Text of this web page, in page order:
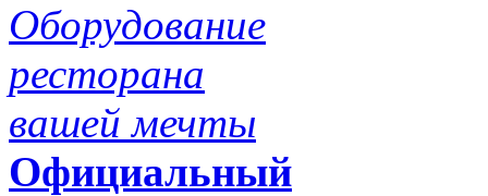
Оборудование
ресторана
вашей мечты
Официальный